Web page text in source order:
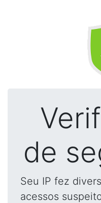
de
Seu IP fez
acessos